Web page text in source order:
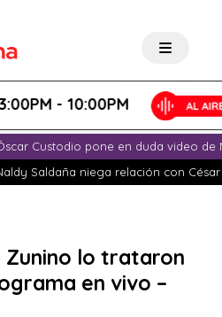
- 10:00PM
Custodio pone en duda video de
Saldaña niega relación con
Zunino lo trataron
en vivo –